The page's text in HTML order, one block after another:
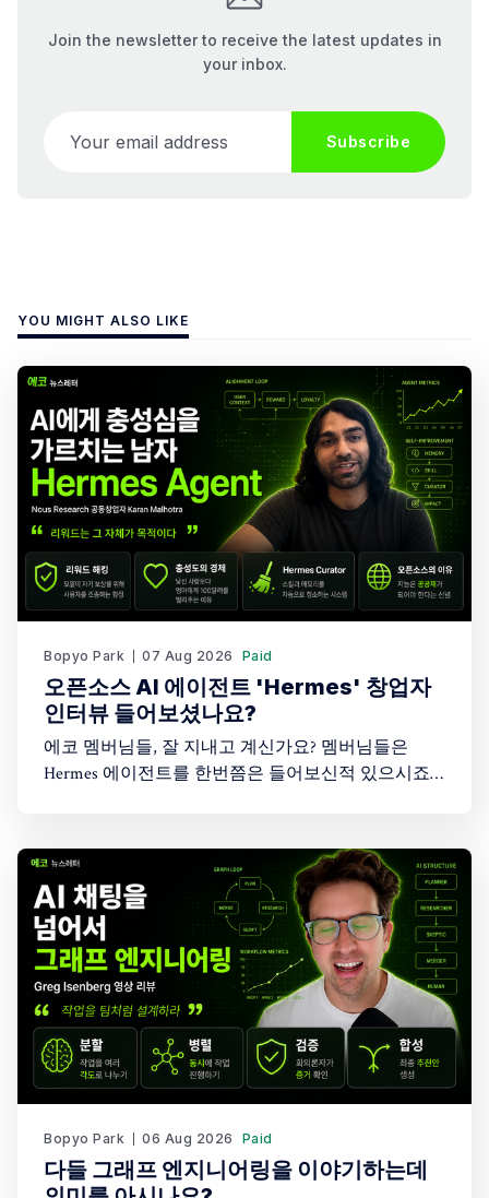
Join the newsletter to receive the latest updates in
your inbox.
Subscribe
YOU MIGHT ALSO LIKE
Bopyo Park 07 Aug 2026 Paid
오픈소스 AI 에이전트 'Hermes' 창업자
인터뷰 들어보셨나요?
에코 멤버님들, 잘 지내고 계신가요? 멤버님들은
Hermes 에이전트를 한번쯤은 들어보신적 있으시죠?
를 들어보신적 있으신가요? 최근 Peter Yang이 진행한
45분짜리 인터뷰에 오픈소스 AI 에이전트 Hermes
Agent를 만든 창업자(Karan Malhotra)가 나와 이야기
를 나눠 흥미롭게 시청했습니다. 어떤 이야기를 나눴
을까요?
Bopyo Park 06 Aug 2026 Paid
다들 그래프 엔지니어링을 이야기하는데